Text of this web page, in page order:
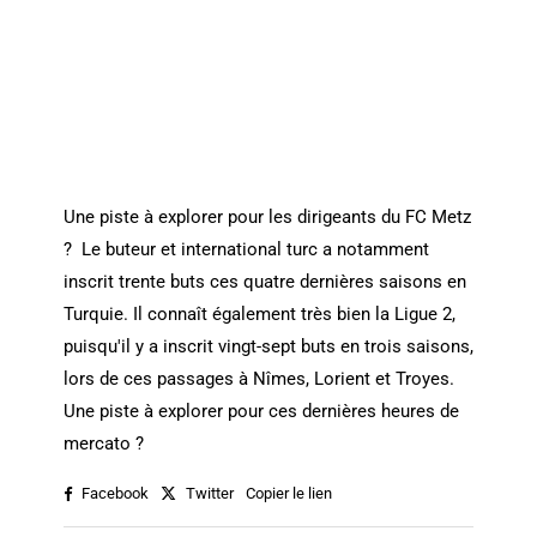
Une piste à explorer pour les dirigeants du FC Metz
? Le buteur et international turc a notamment
inscrit trente buts ces quatre dernières saisons en
Turquie. Il connaît également très bien la Ligue 2,
puisqu'il y a inscrit vingt-sept buts en trois saisons,
lors de ces passages à Nîmes, Lorient et Troyes.
Une piste à explorer pour ces dernières heures de
mercato ?
Facebook Twitter Copier le lien